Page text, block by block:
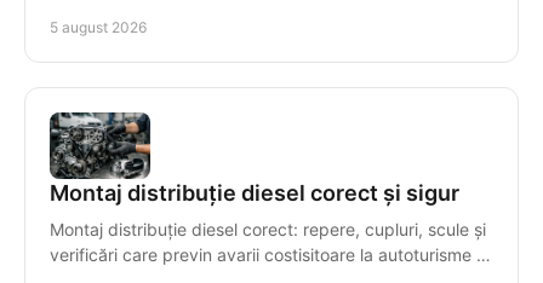
5 august 2026
Montaj distribuție diesel corect și sigur
Montaj distribuție diesel corect: repere, cupluri, scule și
verificări care previn avarii costisitoare la autoturisme și